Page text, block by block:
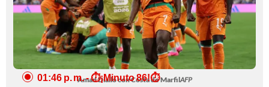
Amad Diallo con Costa de MarfilAFP
01:46 p. m.- ⏱️¡Minuto 86!⏱️